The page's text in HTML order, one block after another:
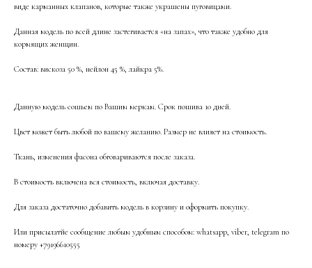
виде карманных клапанов, которые также украшены пуговицами.
Данная модель по всей длине застегивается «на запах», что также удобно для
кормящих женщин.
Состав: вискоза 50 %, нейлон 45 %, лайкра 5%.
Данную модель сошьем по Вашим меркам. Срок пошива 10 дней.
Цвет может быть любой по вашему желанию. Размер не влияет на стоимость.
Ткань, изменения фасона обговариваются после заказа.
В стоимость включена вся стоимость, включая доставку.
Для заказа достаточно добавить модель в корзину и оформить покупку.
Или присылатйе сообщение любым удобным способом: whatsapp, viber, telegram по
номеру +79196610555